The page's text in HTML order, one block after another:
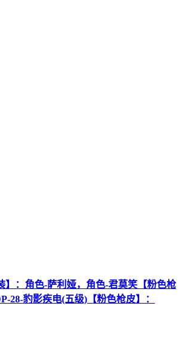
】：角色-萨利娅，角色-君莫笑【粉色枪
28-豹影疾电(五级)【粉色枪皮】：